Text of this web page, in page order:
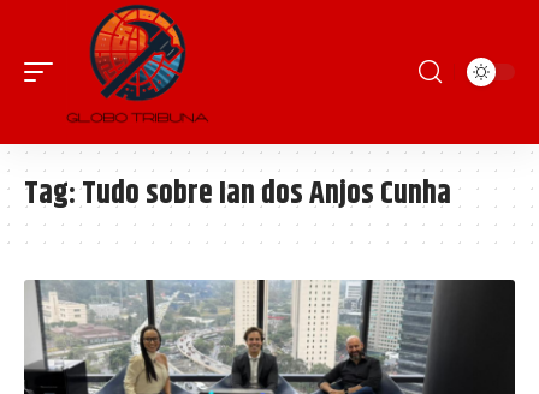
Tag:Tudo sobre Ian dos Anjos Cunha